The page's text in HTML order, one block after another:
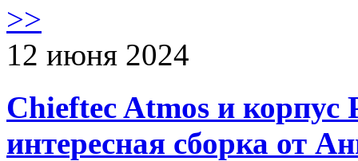
>>
12 июня 2024
Chieftec Atmos и корпус
интересная сборка от